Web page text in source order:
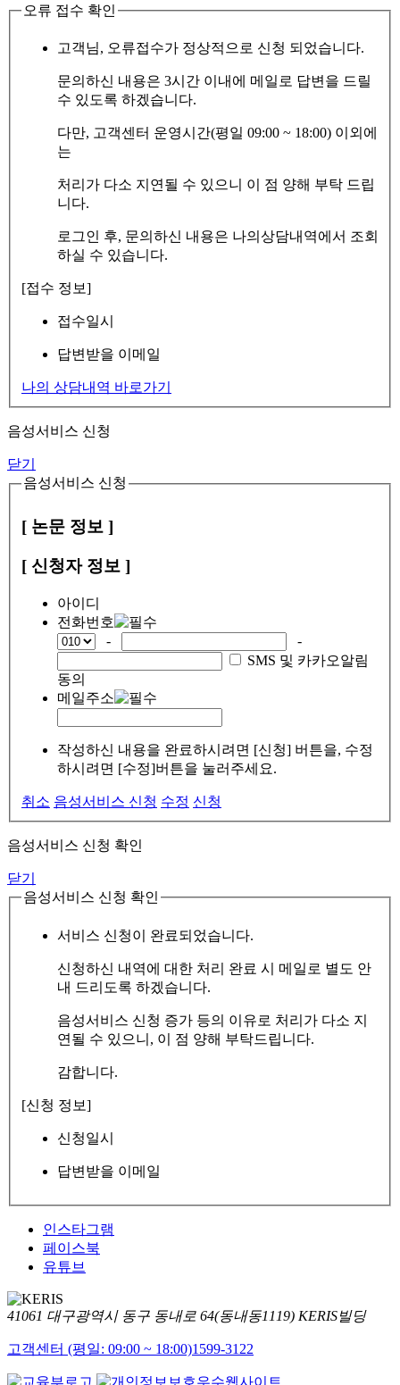
오류 접수 확인
고객님, 오류접수가 정상적으로 신청 되었습니다.
문의하신 내용은 3시간 이내에 메일로 답변을 드릴
수 있도록 하겠습니다.
다만, 고객센터 운영시간(평일 09:00 ~ 18:00) 이외에
는
처리가 다소 지연될 수 있으니 이 점 양해 부탁 드립
니다.
로그인 후, 문의하신 내용은 나의상담내역에서 조회
하실 수 있습니다.
[접수 정보]
접수일시
답변받을 이메일
나의 상담내역 바로가기
음성서비스 신청
닫기
음성서비스 신청
[ 논문 정보 ]
[ 신청자 정보 ]
아이디
전화번호
-
-
SMS 및 카카오알림
동의
메일주소
작성하신 내용을 완료하시려면 [신청] 버튼을, 수정
하시려면 [수정]버튼을 눌러주세요.
취소 음성서비스 신청 수정 신청
음성서비스 신청 확인
닫기
음성서비스 신청 확인
서비스 신청이 완료되었습니다.
신청하신 내역에 대한 처리 완료 시 메일로 별도 안
내 드리도록 하겠습니다.
음성서비스 신청 증가 등의 이유로 처리가 다소 지
연될 수 있으니, 이 점 양해 부탁드립니다.
감합니다.
[신청 정보]
신청일시
답변받을 이메일
인스타그램
페이스북
유튜브
41061 대구광역시 동구 동내로 64(동내동1119) KERIS빌딩
고객센터 (평일: 09:00 ~ 18:00)1599-3122